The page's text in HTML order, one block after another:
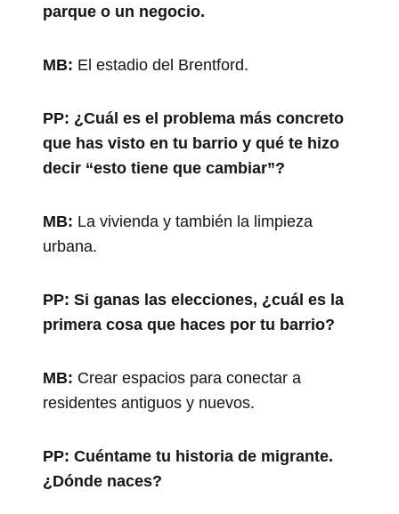
parque o un negocio.
MB: El estadio del Brentford.
PP: ¿Cuál es el problema más concreto
que has visto en tu barrio y qué te hizo
decir “esto tiene que cambiar”?
MB: La vivienda y también la limpieza
urbana.
PP: Si ganas las elecciones, ¿cuál es la
primera cosa que haces por tu barrio?
MB: Crear espacios para conectar a
residentes antiguos y nuevos.
PP: Cuéntame tu historia de migrante.
¿Dónde naces?